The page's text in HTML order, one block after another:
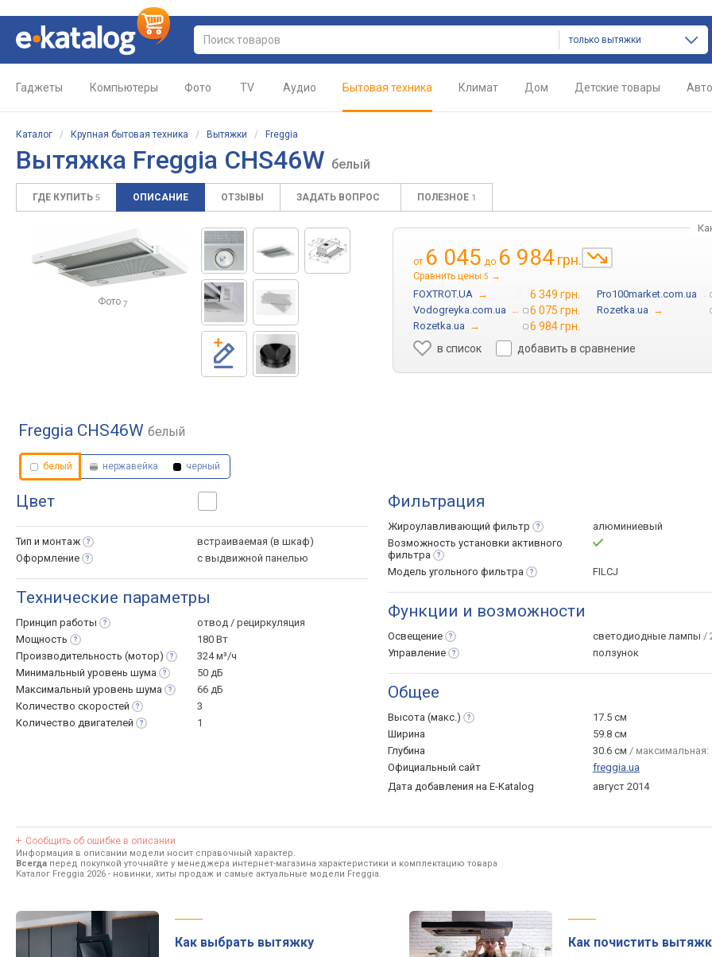
только вытяжки
Гаджеты Компьютеры Фото TV Аудио Бытовая техника Климат Дом Детские товары Авто
Каталог / Крупная бытовая техника / Вытяжки / Freggia
Вытяжка Freggia CHS46W белый
ГДЕ КУПИТЬ 5 ОПИСАНИЕ ОТЗЫВЫ ЗАДАТЬ ВОПРОС ПОЛЕЗНОЕ 1
Фото 7
от 6 045 до 6 984грн.
Сравнить цены 5 →
FOXTROT.UA → 6 349 грн. Pro100market.com.ua →
Vodogreyka.com.ua → 6 075 грн. Rozetka.ua →
Rozetka.ua →
6 984 грн.
в список
добавить в сравнение
Freggia CHS46W белый
белый нержавейка черный
Цвет
Тип и монтаж
встраиваемая (в шкаф)
Оформление
с выдвижной панелью
Технические параметры
Принцип работы
отвод / рециркуляция
Мощность
180 Вт
Производительность (мотор)
324 м³/ч
Минимальный уровень шума
50 дБ
Максимальный уровень шума
66 дБ
Количество скоростей
3
Количество двигателей 1
Фильтрация
Жироулавливающий фильтр
алюминиевый
Возможность установки активного
фильтра
Модель угольного фильтра FILCJ
Функции и возможности
Освещение светодиодные лампы /
Управление
ползунок
Общее
Высота (макс.)
17.5 см
Ширина
59.8 см
Глубина
30.6 см / максимальная:
Официальный сайт
freggia.ua
Дата добавления на E-Katalog
август 2014
Сообщить об ошибке в описании
Информация в описании модели носит справочный характер.
Всегда перед покупкой уточняйте у менеджера интернет-магазина характеристики и комплектацию товара
Каталог Freggia 2026 - новинки, хиты продаж и самые актуальные модели Freggia.
Как выбрать вытяжку Как почистить